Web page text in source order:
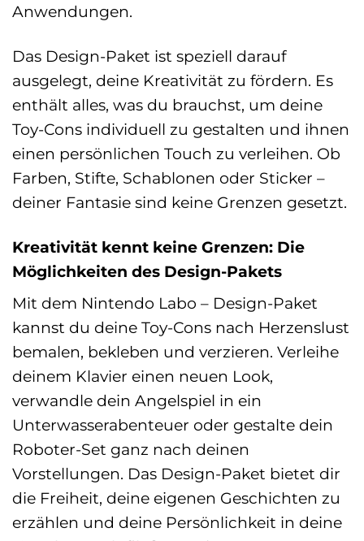
Anwendungen.
Das Design-Paket ist speziell darauf
ausgelegt, deine Kreativität zu fördern. Es
enthält alles, was du brauchst, um deine
Toy-Cons individuell zu gestalten und ihnen
einen persönlichen Touch zu verleihen. Ob
Farben, Stifte, Schablonen oder Sticker –
deiner Fantasie sind keine Grenzen gesetzt.
Kreativität kennt keine Grenzen: Die
Möglichkeiten des Design-Pakets
Mit dem Nintendo Labo – Design-Paket
kannst du deine Toy-Cons nach Herzenslust
bemalen, bekleben und verzieren. Verleihe
deinem Klavier einen neuen Look,
verwandle dein Angelspiel in ein
Unterwasserabenteuer oder gestalte dein
Roboter-Set ganz nach deinen
Vorstellungen. Das Design-Paket bietet dir
die Freiheit, deine eigenen Geschichten zu
erzählen und deine Persönlichkeit in deine